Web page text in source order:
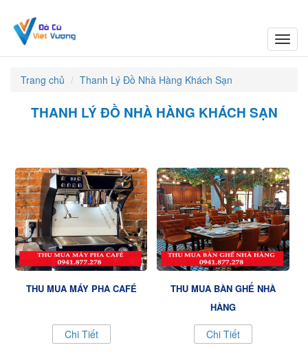
Trang chủ
Thanh Lý Đồ Nhà Hàng Khách Sạn
THANH LÝ ĐỒ NHÀ HÀNG KHÁCH SẠN
THU MUA MÁY PHA CAFÉ
Chi Tiết
THU MUA BÀN GHẾ NHÀ
HÀNG
Chi Tiết